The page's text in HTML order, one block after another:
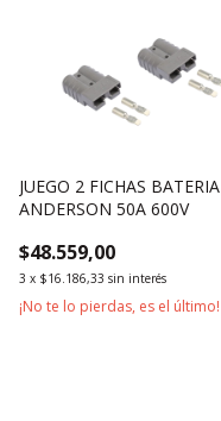
JUEGO 2 FICHAS BATERIA
ANDERSON 50A 600V
$48.559,00
3 x $16.186,33 sin interés
¡No te lo pierdas, es el último!